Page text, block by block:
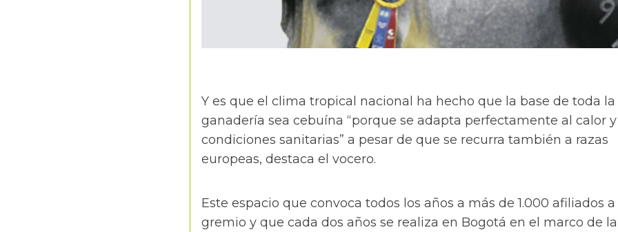
Y es que el clima tropical nacional ha hecho que la base de toda la
ganadería sea cebuína “porque se adapta perfectamente al calor
condiciones sanitarias” a pesar de que se recurra también a razas
europeas, destaca el vocero.
Este espacio que convoca todos los años a más de 1.000 afiliados
gremio y que cada dos años se realiza en Bogotá en el marco de